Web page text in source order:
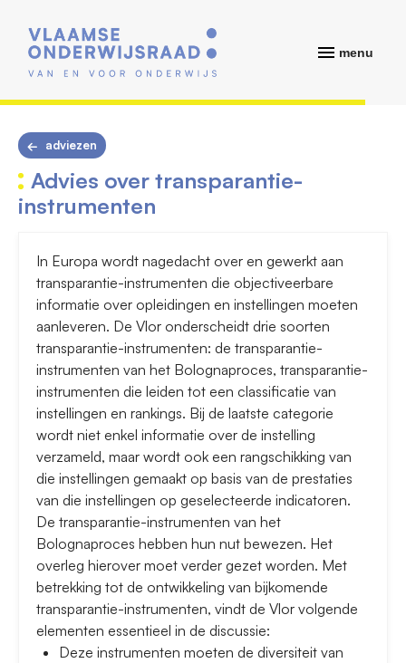
menu
adviezen
Advies over transparantie-
instrumenten
In Europa wordt nagedacht over en gewerkt aan
transparantie-instrumenten die objectiveerbare
informatie over opleidingen en instellingen moeten
aanleveren. De Vlor onderscheidt drie soorten
transparantie-instrumenten: de transparantie-
instrumenten van het Bolognaproces, transparantie-
instrumenten die leiden tot een classificatie van
instellingen en rankings. Bij de laatste categorie
wordt niet enkel informatie over de instelling
verzameld, maar wordt ook een rangschikking van
die instellingen gemaakt op basis van de prestaties
van die instellingen op geselecteerde indicatoren.
De transparantie-instrumenten van het
Bolognaproces hebben hun nut bewezen. Het
overleg hierover moet verder gezet worden. Met
betrekking tot de ontwikkeling van bijkomende
transparantie-instrumenten, vindt de Vlor volgende
elementen essentieel in de discussie:
Deze instrumenten moeten de diversiteit van